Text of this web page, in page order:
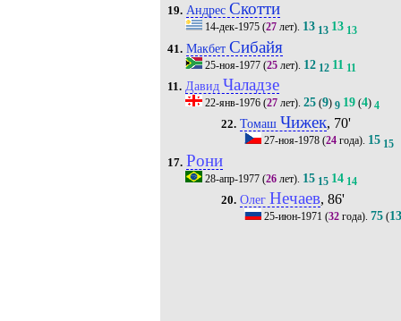
19. Андрес Скотти
14-дек-1975(27лет). 13 13 13 13
41. Макбет Сибайя
25-ноя-1977(25лет). 12 12 11 11
11. Давид Чаладзе
22-янв-1976(27лет). 25(9) 9 19(4) 4
22. Томаш Чижек, 70'
27-ноя-1978 (24 года). 15 15
17. Рони
28-апр-1977(26лет). 15 15 14 14
20. Олег Нечаев, 86'
25-июн-1971 (32 года).75 (